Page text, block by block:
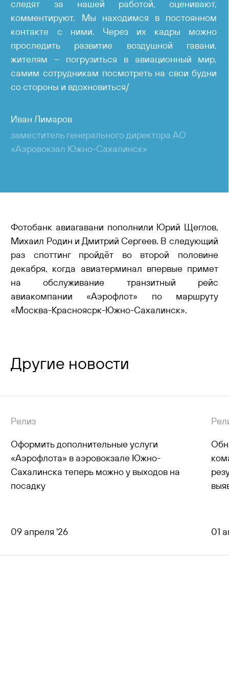
следят за нашей работой, оценивают,
комментируют. Мы находимся в постоянном
контакте с ними. Через их кадры можно
проследить развитие воздушной гавани,
жителям – погрузиться в авиационный мир,
самим сотрудникам посмотреть на свои будни
со стороны и вдохновиться/
Иван Лимаров
заместитель генерального директора АО
«Аэровокзал Южно-Сахалинск»
Фотобанк авиагавани пополнили Юрий Щеглов,
Михаил Родин и Дмитрий Сергеев. В следующий
раз споттинг пройдёт во второй половине
декабря, когда авиатерминал впервые примет
на обслуживание транзитный рейс
авиакомпании «Аэрофлот» по маршруту
«Москва-Красноясрк-Южно-Сахалинск».
Другие новости
Релиз
Оформить дополнительные услуги
«Аэрофлота» в аэровокзале Южно-
Сахалинска теперь можно у выходов на
посадку
09 апреля '26 01